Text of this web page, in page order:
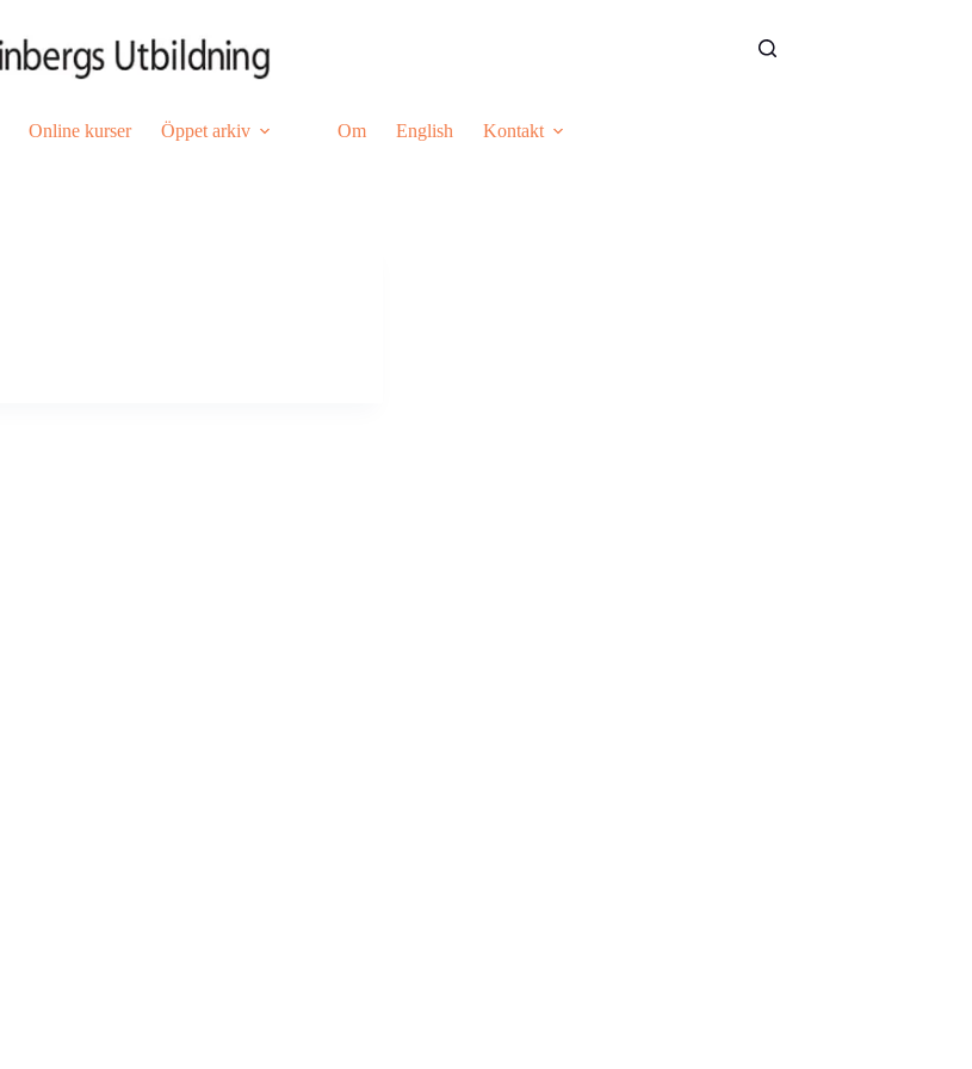
Online kurser Öppet arkiv Om English Kontakt